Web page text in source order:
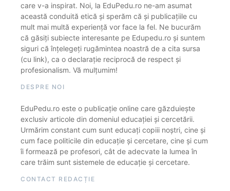
care v-a inspirat. Noi, la EduPedu.ro ne-am asumat
această conduită etică și sperăm că și publicațiile cu
mult mai multă experiență vor face la fel. Ne bucurăm
că găsiți subiecte interesante pe Edupedu.ro și suntem
siguri că înțelegeți rugămintea noastră de a cita sursa
(cu link), ca o declarație reciprocă de respect și
profesionalism. Vă mulțumim!
DESPRE NOI
EduPedu.ro este o publicație online care găzduiește
exclusiv articole din domeniul educației și cercetării.
Urmărim constant cum sunt educați copiii noștri, cine și
cum face politicile din educație și cercetare, cine și cum
îi formează pe profesori, cât de adecvate la lumea în
care trăim sunt sistemele de educație și cercetare.
CONTACT REDACȚIE